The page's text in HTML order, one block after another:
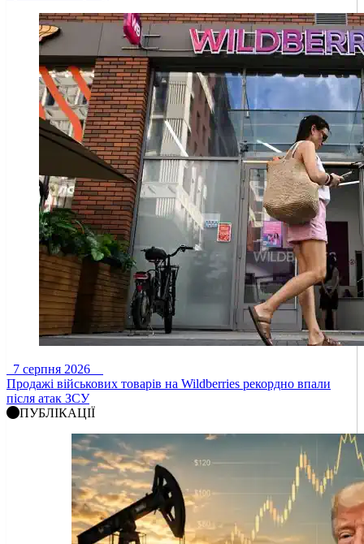
7 серпня 2026
Продажі військових товарів на Wildberries рекордно впали
після атак ЗСУ
ПУБЛІКАЦІЇ